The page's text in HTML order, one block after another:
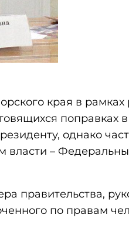
края в
поправках
однако
власти –
правительства,
по правам